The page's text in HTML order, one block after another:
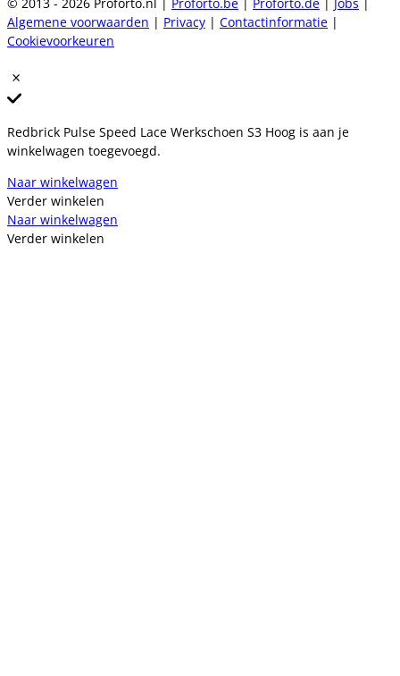
Algemene voorwaarden | Privacy | Contactinformatie |
Cookievoorkeuren
Redbrick Pulse Speed Lace Werkschoen S3 Hoog is aan je
winkelwagen toegevoegd.
Naar winkelwagen
Verder winkelen
Naar winkelwagen
Verder winkelen